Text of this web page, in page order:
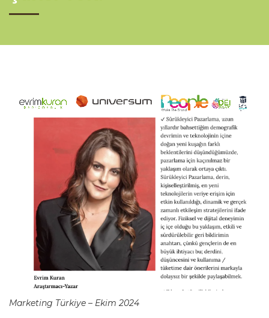
Marketing Türkiye – Ekim 2024